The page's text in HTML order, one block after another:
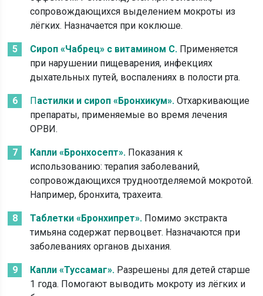
сопровождающихся выделением мокроты из
лёгких. Назначается при коклюше.
Сироп «Чабрец» с витамином С. Применяется
при нарушении пищеварения, инфекциях
дыхательных путей, воспалениях в полости рта.
Пастилки и сироп «Бронхикум». Отхаркивающие
препараты, применяемые во время лечения
ОРВИ.
Капли «Бронхосепт». Показания к
использованию: терапия заболеваний,
сопровождающихся трудноотделяемой мокротой.
Например, бронхита, трахеита.
Таблетки «Бронхипрет». Помимо экстракта
тимьяна содержат первоцвет. Назначаются при
заболеваниях органов дыхания.
Капли «Туссамаг». Разрешены для детей старше
1 года. Помогают выводить мокроту из лёгких и